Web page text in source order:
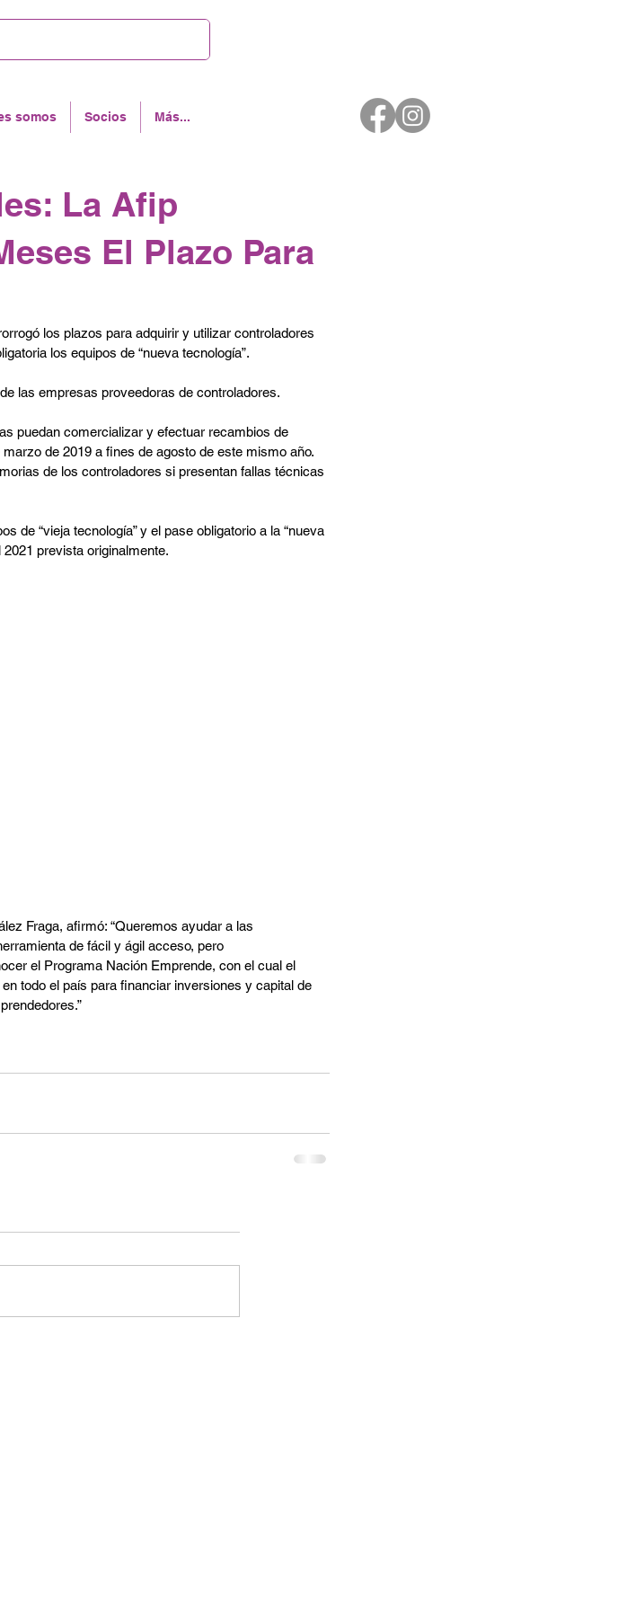
somos Socios Más...
La Afip
El Plazo Para
los plazos para adquirir y utilizar controladores
los equipos de “nueva tecnología”.
las empresas proveedoras de controladores.
puedan comercializar y efectuar recambios de
de 2019 a fines de agosto de este mismo año.
de los controladores si presentan fallas técnicas
de “vieja tecnología” y el pase obligatorio a la “nueva
prevista originalmente.
Fraga, afirmó: “Queremos ayudar a las
de fácil y ágil acceso, pero
el Programa Nación Emprende, con el cual el
todo el país para financiar inversiones y capital de